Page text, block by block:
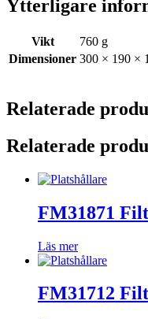
Ytterligare
Vikt
760 g
Dimensioner 300 × 190 ×
Relaterade
Relaterade
FM31871
Läs mer
FM31712